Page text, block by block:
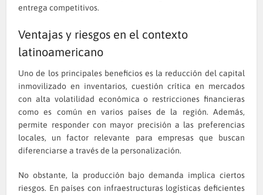
entrega competitivos.
Ventajas y riesgos en el contexto
latinoamericano
Uno de los principales beneficios es la reducción del capital
inmovilizado en inventarios, cuestión crítica en mercados
con alta volatilidad económica o restricciones financieras
como es común en varios países de la región. Además,
permite responder con mayor precisión a las preferencias
locales, un factor relevante para empresas que buscan
diferenciarse a través de la personalización.
No obstante, la producción bajo demanda implica ciertos
riesgos. En países con infraestructuras logísticas deficientes